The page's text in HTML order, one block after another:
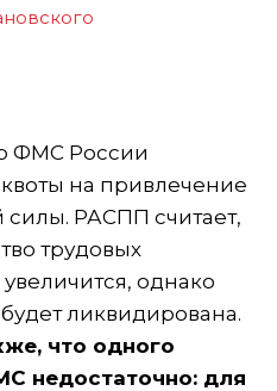
ФМС России
на привлечение
РАСПП считает,
трудовых
однако
ликвидирована.
что одного
недостаточно: для